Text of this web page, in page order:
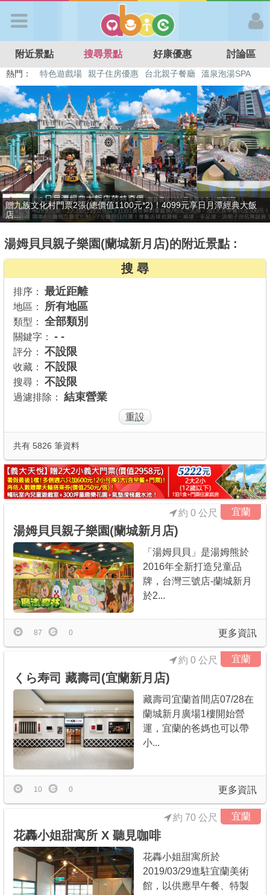
APP登入
首 頁
搜尋景點
好康優惠
最新消息
最新留言
商家合作
推薦景點
討論區
APP下載
附近景點 搜尋景點 好康優惠 討論區
熱門： 溜滑梯民宿 觀光工廠 DIY摘果
日本親子景點
特色遊戲場
親子住房優惠 台北親子餐廳 溫泉泡湯SPA
只賣4天，要訂要快！捷絲旅-宜蘭礁溪館3099元起享2大1幼1泊1食住
雙人...
湯姆貝貝親子樂園(蘭城新月店)的附近景點 :
搜 尋
排序： 最近距離
地區： 所有地區
類型： 全部類別
關鍵字： - -
評分： 不設限
收藏： 不設限
搜尋： 不設限
過濾排除： 結束營業
共有 5826 筆資料
宜蘭
湯姆貝貝親子樂園(蘭城新月店)
約 0 公尺
「湯姆貝貝」是湯姆熊於
2016年全新打造兒童品
牌，台灣三號店-蘭城新月
於2...
更多資訊
87 0
宜蘭
くら寿司 藏壽司(宜蘭新月店)
約 0 公尺
藏壽司宜蘭首間店07/28在
蘭城新月廣場1樓開始營
運，宜蘭的爸媽也可以帶
小...
更多資訊
10 0
宜蘭
花轟小姐甜寓所 X 聽見咖啡
約 70 公尺
花轟小姐甜寓所於
2019/03/29進駐宜蘭美術
館，以供應早午餐、特製